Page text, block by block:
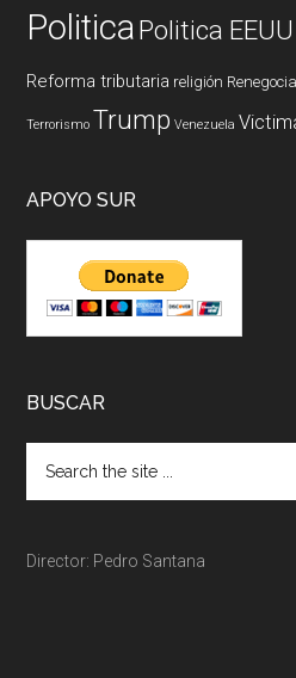
PoliticaPolitica EEUU
Reforma tributaria religión
Terrorismo Trump Venezuela
APOYO SUR
BUSCAR
Director: Pedro Santana